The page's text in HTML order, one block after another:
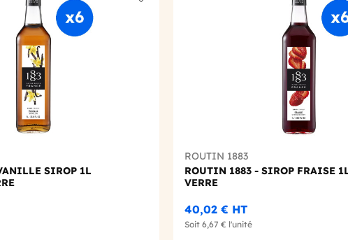
SIROP 1L
ROUTIN 1883
ROUTIN 1883 - SIROP FRAISE
VERRE
40,02 € HT
Soit 6,67 € l'unité